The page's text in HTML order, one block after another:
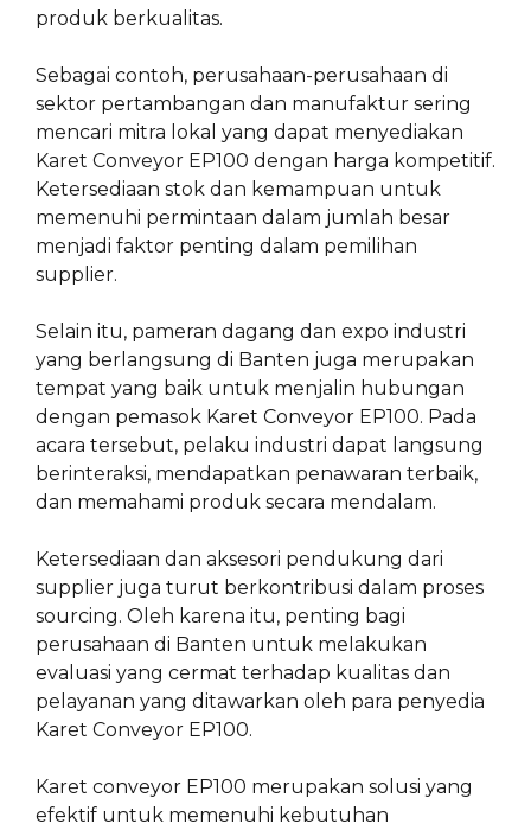
produk berkualitas.
Sebagai contoh, perusahaan-perusahaan di
sektor pertambangan dan manufaktur sering
mencari mitra lokal yang dapat menyediakan
Karet Conveyor EP100 dengan harga kompetitif.
Ketersediaan stok dan kemampuan untuk
memenuhi permintaan dalam jumlah besar
menjadi faktor penting dalam pemilihan
supplier.
Selain itu, pameran dagang dan expo industri
yang berlangsung di Banten juga merupakan
tempat yang baik untuk menjalin hubungan
dengan pemasok Karet Conveyor EP100. Pada
acara tersebut, pelaku industri dapat langsung
berinteraksi, mendapatkan penawaran terbaik,
dan memahami produk secara mendalam.
Ketersediaan dan aksesori pendukung dari
supplier juga turut berkontribusi dalam proses
sourcing. Oleh karena itu, penting bagi
perusahaan di Banten untuk melakukan
evaluasi yang cermat terhadap kualitas dan
pelayanan yang ditawarkan oleh para penyedia
Karet Conveyor EP100.
Karet conveyor EP100 merupakan solusi yang
efektif untuk memenuhi kebutuhan